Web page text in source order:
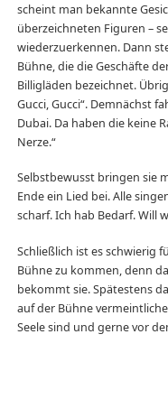
scheint man bekannte
überzeichneten Figuren –
wiederzuerkennen. Dann
Bühne, die die Geschäfte
Billigläden bezeichnet.
Gucci, Gucci“. Demnächst
Dubai. Da haben die keine
Nerze.“
Selbstbewusst bringen sie
Ende ein Lied bei. Alle
scharf. Ich hab Bedarf. Will
Schließlich ist es schwierig
Bühne zu kommen, denn
bekommt sie. Spätestens
auf der Bühne
Seele sind und gerne vor